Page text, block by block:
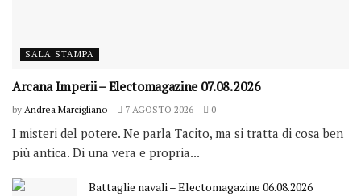
SALA STAMPA
Arcana Imperii – Electomagazine 07.08.2026
by Andrea Marcigliano 7 AGOSTO 2026 0
I misteri del potere. Ne parla Tacito, ma si tratta di cosa ben
più antica. Di una vera e propria...
Battaglie navali – Electomagazine 06.08.2026